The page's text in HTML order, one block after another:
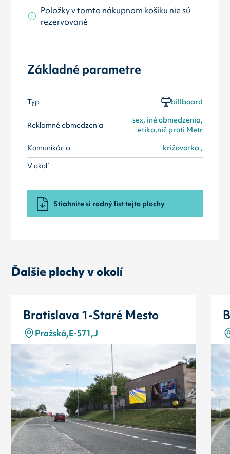
Položky v tomto nákupnom košíku nie sú
rezervované
Základné parametre
Typ billboard
Reklamné obmedzenia
sex, iné obmedzenia,
etika,nič proti Metr
Komunikácia
križovatka ,
V okolí
Stiahnite si rodný list tejto plochy
Ďalšie plochy v okolí
Bratislava 1-Staré Mesto
Pražská,E-571,J